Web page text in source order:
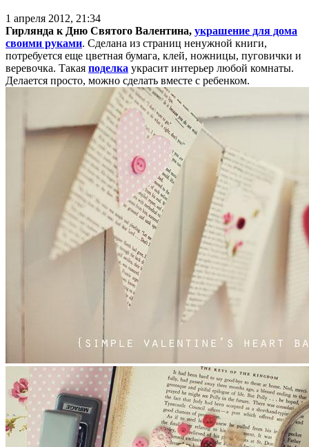
1 апреля 2012, 21:34
Гирлянда к Дню Святого Валентина, украшение для дома
своими руками. Сделана из страниц ненужной книги,
потребуется еще цветная бумага, клей, ножницы, пуговички и
веревочка. Такая поделка украсит интерьер любой комнаты.
Делается просто, можно сделать вместе с ребенком.